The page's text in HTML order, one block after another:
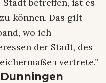
betreffen, ist es
können. Das gilt
wo ich
der Stadt, des
vertrete.”